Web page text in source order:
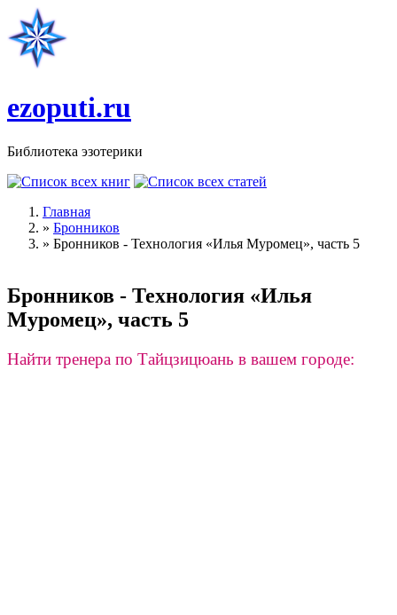
Перейти к основному содержанию
ezoputi.ru
Библиотека эзотерики
Вы здесь
Главная
» Бронников
» Бронников - Технология «Илья Муромец», часть 5
Бронников - Технология «Илья
Муромец», часть 5
Найти тренера по Тайцзицюань в вашем городе: